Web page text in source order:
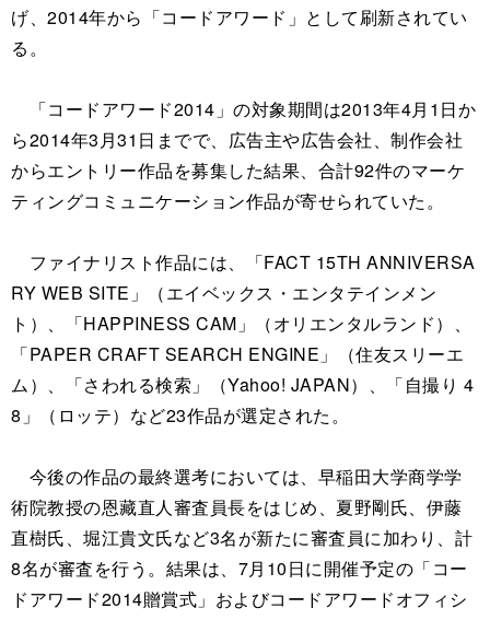
げ、2014年から「コードアワード」として刷新されてい
る。
「コードアワード2014」の対象期間は2013年4月1日か
ら2014年3月31日までで、広告主や広告会社、制作会社
からエントリー作品を募集した結果、合計92件のマーケ
ティングコミュニケーション作品が寄せられていた。
ファイナリスト作品には、「FACT 15TH ANNIVERSA
RY WEB SITE」（エイベックス・エンタテインメン
ト）、「HAPPINESS CAM」（オリエンタルランド）、
「PAPER CRAFT SEARCH ENGINE」（住友スリーエ
ム）、「さわれる検索」（Yahoo! JAPAN）、「自撮り 4
8」（ロッテ）など23作品が選定された。
今後の作品の最終選考においては、早稲田大学商学学
術院教授の恩藏直人審査員長をはじめ、夏野剛氏、伊藤
直樹氏、堀江貴文氏など3名が新たに審査員に加わり、計
8名が審査を行う。結果は、7月10日に開催予定の「コー
ドアワード2014贈賞式」およびコードアワードオフィシ